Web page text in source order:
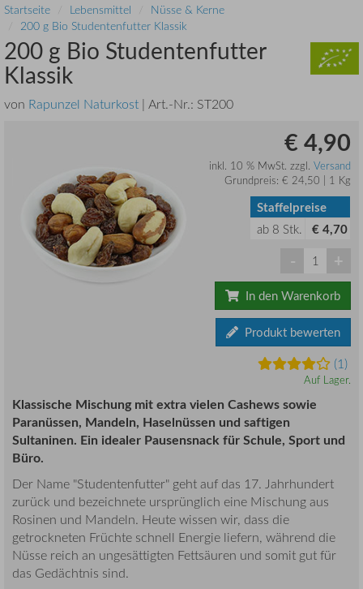
Startseite Lebensmittel
Nüsse & Kerne
200 g Bio Studentenfutter Klassik
200 g Bio Studentenfutter
Klassik
von Rapunzel Naturkost | Art.-Nr.: ST200
€ 4,90
inkl. 10 % MwSt. zzgl. Versand
Grundpreis: € 24,50 | 1 Kg
Staffelpreise
ab 8 Stk. € 4,70
- +
In den Warenkorb
Produkt bewerten
(1)
Auf Lager.
Klassische Mischung mit extra vielen Cashews sowie
Paranüssen, Mandeln, Haselnüssen und saftigen
Sultaninen. Ein idealer Pausensnack für Schule, Sport und
Büro.
Der Name "Studentenfutter" geht auf das 17. Jahrhundert
zurück und bezeichnete ursprünglich eine Mischung aus
Rosinen und Mandeln. Heute wissen wir, dass die
getrockneten Früchte schnell Energie liefern, während die
Nüsse reich an ungesättigten Fettsäuren und somit gut für
das Gedächtnis sind.